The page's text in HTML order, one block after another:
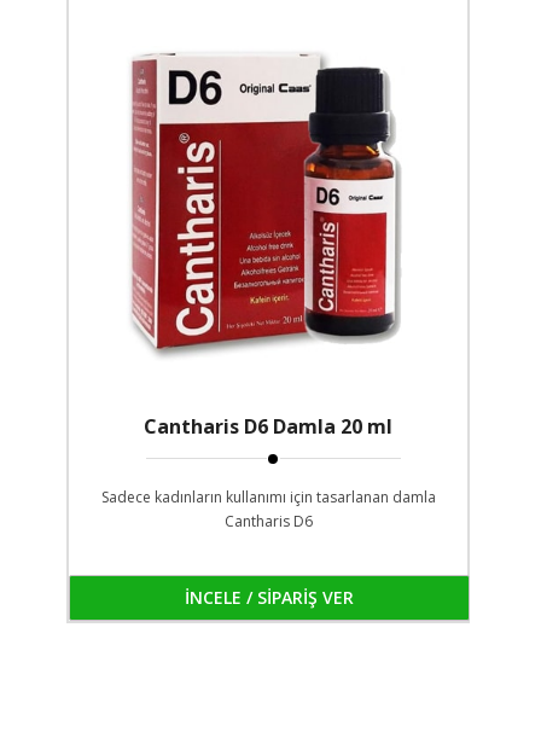
Cantharis D6 Damla 20 ml
Sadece kadınların kullanımı için tasarlanan damla
Cantharis D6
İNCELE / SİPARİŞ VER